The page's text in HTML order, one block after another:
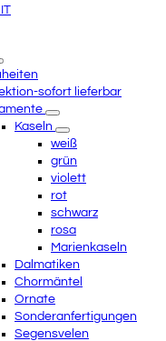
IT
sofort lieferbar
Kaseln
weiß
grün
violett
rot
schwarz
rosa
Marienkaseln
Dalmatiken
Chormäntel
Ornate
Sonderanfertigungen
Segensvelen